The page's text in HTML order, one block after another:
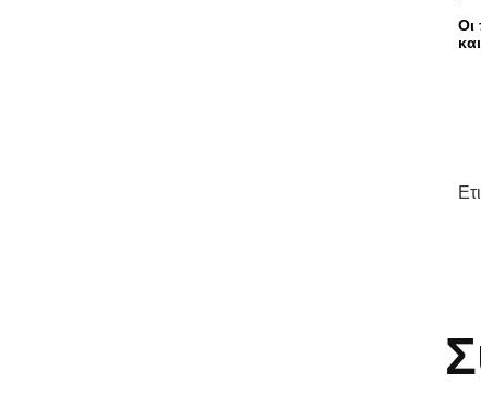
Οι